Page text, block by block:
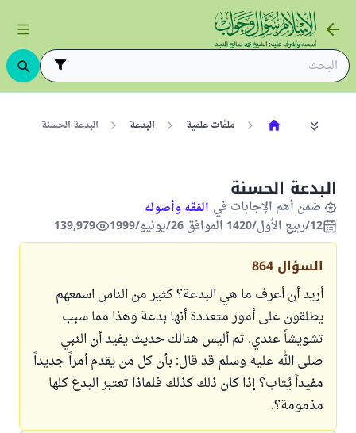
ملفات علمية البدعة البدعة الحسنة
البدعة الحسنة
ضمن أهم الإجابات في الفقه وأصوله
12/ربيع الأول/1420 الموافق 26/يونيو/1999
139,979
السؤال 864
أريد أن أعرف ما هي البدعة؟ كثير من الناس اسمعهم
يطلقون على أمور متعددة أنها بدعة وهذا مما سبب
تشويشاً عندي. ثم أليس هنالك حديث يفيد أن النبي
صلى الله عليه وسلم قد قال: بأن كل من يقدم أمراً جديداً
مفيداً يُثاب؟ إذا كان ذلك كذلك فلماذا تعتبر البدع كلها
مذمومة؟.